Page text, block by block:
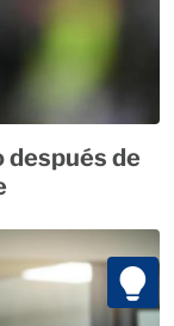
después de